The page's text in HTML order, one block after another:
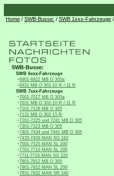
Home / SWB-Busse: / SWB 1xxx-Fahrzeuge
SWB-Busse:
SWB 6xxx-Fahrzeuge
-6901-6922 MB O 305a
-6931 MB O 302-10 R /-11 R
SWB 7xxx-Fahrzeuge
-7001-7017 MB O 305a
-7031 MB O 302-10 R /-11 R
-7101-7126 MB O 305
-7131 MB O 302-15 R
-7201-7225 und 7241 MB O 305
-7301-7323 MB O 305
-7401-7434 und 7441 MB O 305
-7435-7439 MAN SG 192
-7501-7525 MAN SL 200
-7701-7710 MAN SL 200
-7711-7716 MAN SG 220
-7801-7812 MB O 305
-7901-7922 MAN SL 200
-7931-7932 MAN SR 240